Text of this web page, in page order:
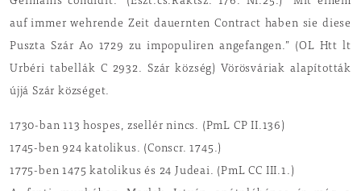
auf immer wehrende Zeit dauernten Contract haben sie diese
Puszta Szár Ao 1729 zu impopuliren angefangen.” (OL Htt lt
Urbéri tabellák C 2932. Szár község) Vörösváriak alapították
újjá Szár községet.
1730-ban 113 hospes, zsellér nincs. (PmL CP II.136)
1745-ben 924 katolikus. (Conscr. 1745.)
1775-ben 1475 katolikus és 24 Judeai. (PmL CC III.1.)